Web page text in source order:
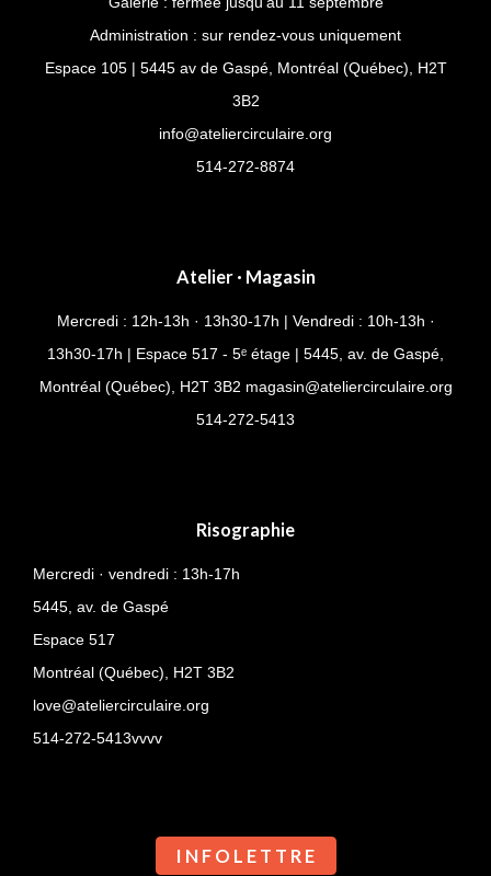
Administration : sur rendez-vous uniquement
Espace 105 | 5445 av de Gaspé, Montréal (Québec), H2T
3B2
info@ateliercirculaire.org
514-272-8874
Atelier · Magasin
Mercredi : 12h-13h · 13h30-17h | Vendredi : 10h-13h ·
13h30-17h | Espace 517 - 5ᵉ étage | 5445, av. de Gaspé,
Montréal (Québec), H2T 3B2 magasin@ateliercirculaire.org
514-272-5413
Risographie
Mercredi · vendredi : 13h-17h
5445, av. de Gaspé
Espace 517
Montréal (Québec), H2T 3B2
love@ateliercirculaire.org
514-272-5413vvvv
I N F O L E T T R E